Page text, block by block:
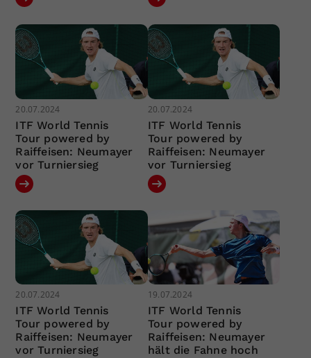
20.07.2024
ITF World Tennis
Tour powered by
Raiffeisen: Neumayer
vor Turniersieg
20.07.2024
ITF World Tennis
Tour powered by
Raiffeisen: Neumayer
vor Turniersieg
20.07.2024
ITF World Tennis
Tour powered by
Raiffeisen: Neumayer
vor Turniersieg
19.07.2024
ITF World Tennis
Tour powered by
Raiffeisen: Neumayer
hält die Fahne hoch